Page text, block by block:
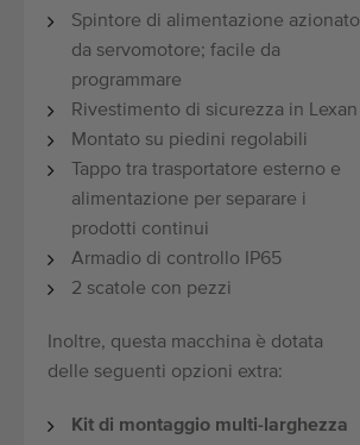
Spintore di alimentazione azionato
da servomotore; facile da
programmare
Rivestimento di sicurezza in Lexan
Montato su piedini regolabili
Tappo tra trasportatore esterno e
alimentazione per separare i
prodotti continui
Armadio di controllo IP65
2 scatole con pezzi
Inoltre, questa macchina è dotata
delle seguenti opzioni extra:
Kit di montaggio multi-larghezza